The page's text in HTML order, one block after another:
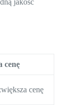
cenę
cenę